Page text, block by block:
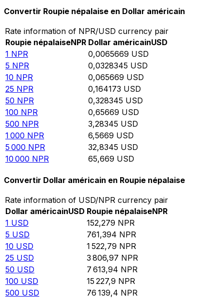
Convertir Roupie népalaise en Dollar américain
Rate information of NPR/USD currency pair
Roupie népalaiseNPR Dollar américainUSD
1 NPR 0,0065669 USD
5 NPR 0,0328345 USD
10 NPR 0,065669 USD
25 NPR 0,164173 USD
50 NPR 0,328345 USD
100 NPR 0,65669 USD
500 NPR 3,28345 USD
1 000 NPR 6,5669 USD
5 000 NPR 32,8345 USD
10 000 NPR 65,669 USD
Convertir Dollar américain en Roupie népalaise
Rate information of USD/NPR currency pair
Dollar américainUSD Roupie népalaiseNPR
1 USD 152,279 NPR
5 USD 761,394 NPR
10 USD 1 522,79 NPR
25 USD 3 806,97 NPR
50 USD 7 613,94 NPR
100 USD 15 227,9 NPR
500 USD 76 139,4 NPR